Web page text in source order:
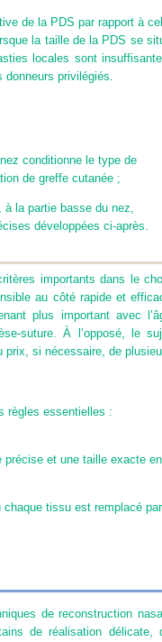
de la PDS par rapport à
la taille de la PDS se
locales sont
privilégiés.
conditionne le type de
de greffe cutanée ;
la partie basse du nez,
développées ci-après.
importants dans le
au côté rapide et
plus important avec
suture. À l’opposé, le
prix, si nécessaire, de
règles essentielles :
précise et une taille exacte en
chaque tissu est remplacé par
de reconstruction
de réalisation délicate,